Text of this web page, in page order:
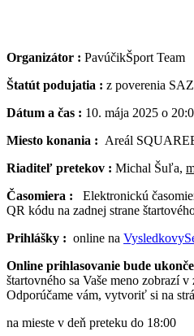
Organizátor : PavúčikŠport Team
Štatút podujatia : z poverenia SAZ
Dátum a čas : 10. mája 2025 o
Miesto konania : Areál
Riaditeľ pretekov : Michal Šuľa,
Časomiera : Elektronickú
QR kódu na zadnej strane
Prihlášky : online na
Online prihlasovanie bude
štartovného sa Vaše meno zobrazí
Odporúčame vám, vytvoriť si na
na mieste v deň preteku do 18:00